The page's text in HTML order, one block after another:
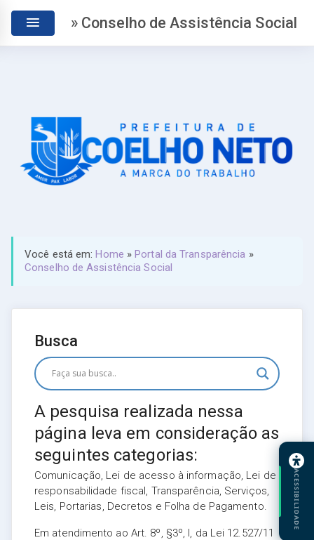
» Conselho de Assistência Social
Você está em:Home »Portal da Transparência »
Conselho de Assistência Social
Busca
A pesquisa realizada nessa
página leva em consideração as
seguintes categorias:
Comunicação, Lei de acesso à informação, Lei de
responsabilidade fiscal, Transparência, Serviços,
Leis, Portarias, Decretos e Folha de Pagamento.
Em atendimento ao Art. 8º, §3º, I, da Lei 12.527/11
ACESSIBILIDADE